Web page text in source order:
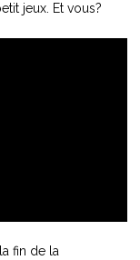
jeux. Et vous?
fin de la